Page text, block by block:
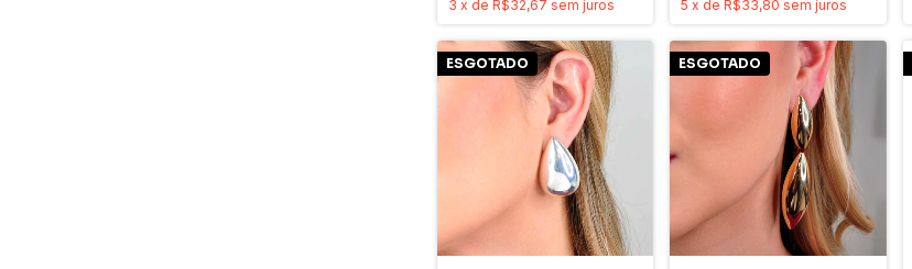
3 x de R$32,67 sem juros 5 x deR$33,80 sem juros
ESGOTADO ESGOTADO